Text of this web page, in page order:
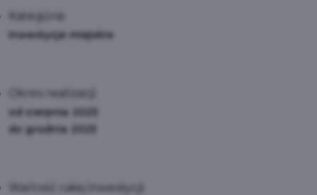
Kategoria:
Inwestycje miejskie
Okres realizacji:
od sierpnia 2025
do grudnia 2025
Wartość całej inwestycji: